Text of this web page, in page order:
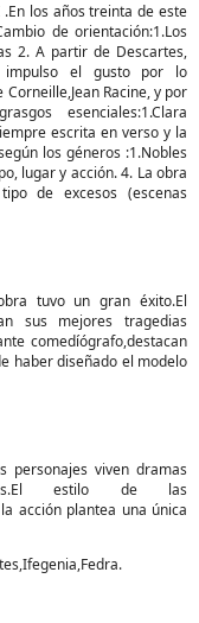
los años treinta de este
de orientación:1.Los
2. A partir de Descartes,
impulso el gusto por lo
Racine, y por
esenciales:1.Clara
escrita en verso y la
los géneros :1.Nobles
lugar y acción. 4. La obra
de excesos (escenas
tuvo un gran éxito.El
sus mejores tragedias
comedíógrafo,destacan
haber diseñado el modelo
personajes viven dramas
estilo de las
acción plantea una única